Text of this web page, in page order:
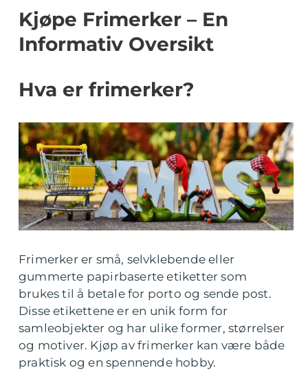
Kjøpe Frimerker – En
Informativ Oversikt
Hva er frimerker?
Frimerker er små, selvklebende eller
gummerte papirbaserte etiketter som
brukes til å betale for porto og sende post.
Disse etikettene er en unik form for
samleobjekter og har ulike former, størrelser
og motiver. Kjøp av frimerker kan være både
praktisk og en spennende hobby.